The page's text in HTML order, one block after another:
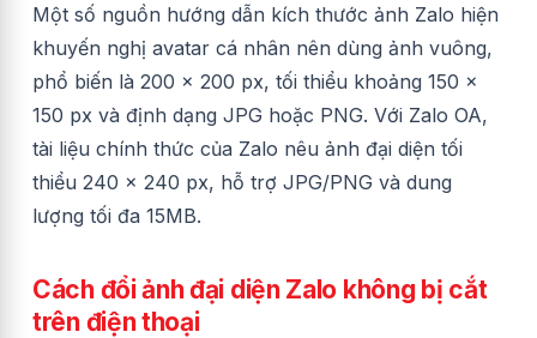
Một số nguồn hướng dẫn kích thước ảnh Zalo hiện
khuyến nghị avatar cá nhân nên dùng ảnh vuông,
phổ biến là 200 x 200 px, tối thiểu khoảng 150 x
150 px và định dạng JPG hoặc PNG. Với Zalo OA,
tài liệu chính thức của Zalo nêu ảnh đại diện tối
thiểu 240 x 240 px, hỗ trợ JPG/PNG và dung
lượng tối đa 15MB.
Cách đổi ảnh đại diện Zalo không bị cắt
trên điện thoại